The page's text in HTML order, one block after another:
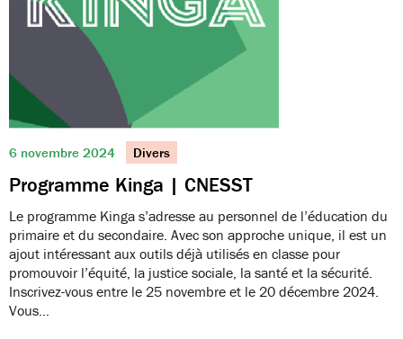
6 novembre 2024 Divers
Programme Kinga | CNESST
Le programme Kinga s’adresse au personnel de l’éducation du
primaire et du secondaire. Avec son approche unique, il est un
ajout intéressant aux outils déjà utilisés en classe pour
promouvoir l’équité, la justice sociale, la santé et la sécurité.
Inscrivez-vous entre le 25 novembre et le 20 décembre 2024.
Vous…